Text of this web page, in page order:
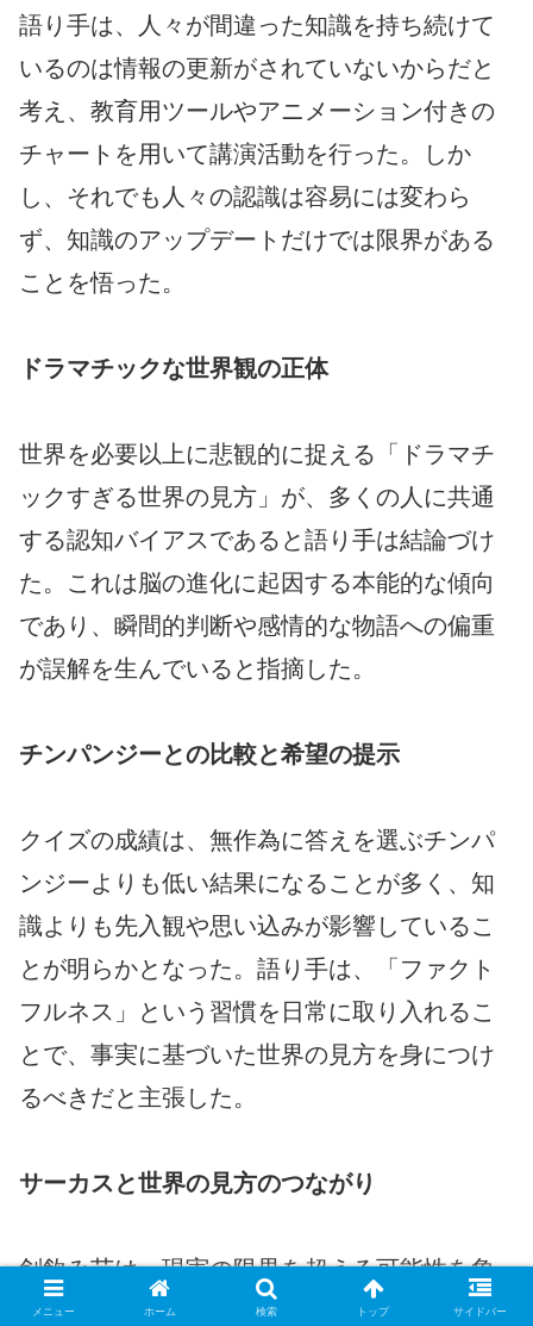
語り手は、人々が間違った知識を持ち続けて
いるのは情報の更新がされていないからだと
考え、教育用ツールやアニメーション付きの
チャートを用いて講演活動を行った。しか
し、それでも人々の認識は容易には変わら
ず、知識のアップデートだけでは限界がある
ことを悟った。
ドラマチックな世界観の正体
世界を必要以上に悲観的に捉える「ドラマチ
ックすぎる世界の見方」が、多くの人に共通
する認知バイアスであると語り手は結論づけ
た。これは脳の進化に起因する本能的な傾向
であり、瞬間的判断や感情的な物語への偏重
が誤解を生んでいると指摘した。
チンパンジーとの比較と希望の提示
クイズの成績は、無作為に答えを選ぶチンパ
ンジーよりも低い結果になることが多く、知
識よりも先入観や思い込みが影響しているこ
とが明らかとなった。語り手は、「ファクト
フルネス」という習慣を日常に取り入れるこ
とで、事実に基づいた世界の見方を身につけ
るべきだと主張した。
サーカスと世界の見方のつながり
剣飲み芸は、現実の限界を超える可能性を象
徴するものであり、人々の思い込みを打ち破
メニュー ホーム 検索 トップ サイドバー